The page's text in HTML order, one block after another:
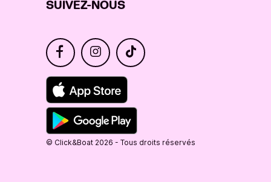
SUIVEZ-NOUS
© Click&Boat 2026 - Tous droits réservés